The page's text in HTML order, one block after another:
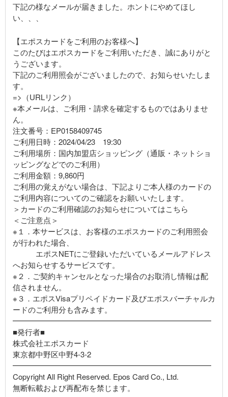
下記の様なメールが届きました。ホントにやめてほし
い、、、
【エポスカードをご利用のお客様へ】
このたびはエポスカードをご利用いただき、誠にありがと
うございます。
下記のご利用照会がございましたので、お知らせいたしま
す。
=>（URLリンク）
※本メールは、ご利用・請求を確定するものではありませ
ん。
注文番号：EP0158409745
ご利用日時：2024/04/23 19:30
ご利用場所：国内加盟店ショッピング（通販・ネットショ
ッピングなどでのご利用）
ご利用金額：9,860円
ご利用の覚えがない場合は、下記よりご本人様のカードの
ご利用内容についてのご確認をお願いいたします。
＞カードのご利用確認のお知らせについてはこちら
＜ご注意点＞
※１．本サービスは、お客様のエポスカードのご利用照会
が行われた場合、
エポスNETにご登録いただいているメールアドレス
へお知らせするサービスです。
※２．ご契約キャンセルとなった場合のお取消し情報は配
信されません。
※３．エポスVisaプリペイドカード及びエポスバーチャルカ
ードのご利用分も含みます。
━━━━━━━━━━━━━━━━━━━━━━━━━━
■発行者■
株式会社エポスカード
東京都中野区中野4-3-2
━━━━━━━━━━━━━━━━━━━━━━━━━━
Copyright All Right Reserved. Epos Card Co., Ltd.
無断転載および再配布を禁じます。